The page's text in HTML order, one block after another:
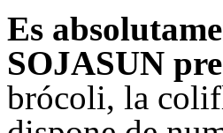
Es
SOJASUN
brócoli, la